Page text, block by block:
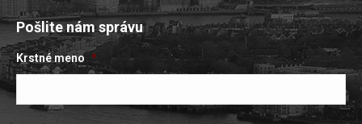
stránka
sa
otvorí
v
na
Twitteri
sa
otvorí
LinkedIn
sa
otvorí
v
Pošlite nám správu
Krstné meno *